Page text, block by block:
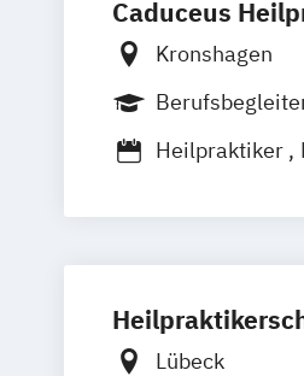
Caduceus
Kronshagen
Heilpraktiker
Lübeck